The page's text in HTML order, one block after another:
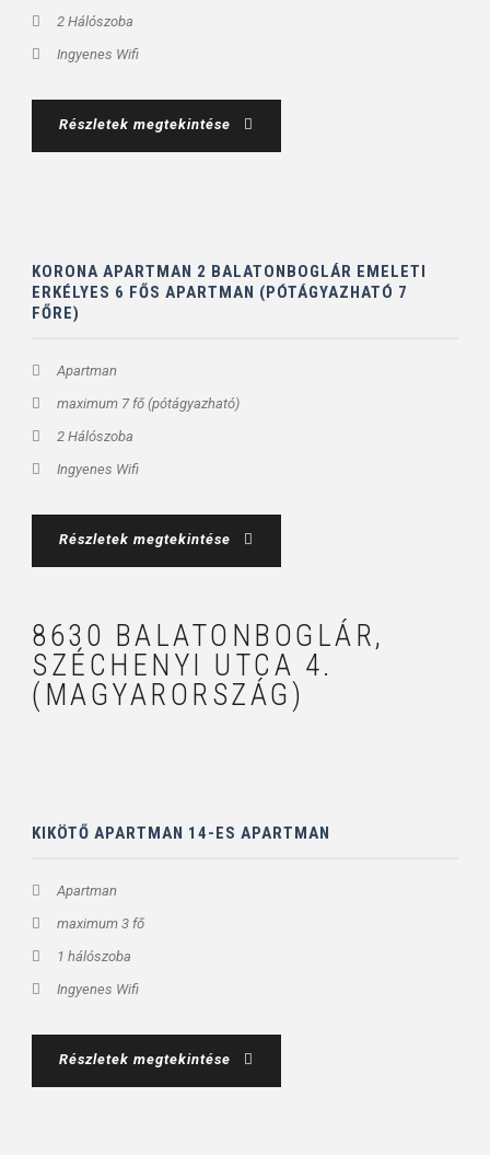
2 Hálószoba
Ingyenes Wifi
Részletek megtekintése
KORONA APARTMAN 2 BALATONBOGLÁR EMELETI
ERKÉLYES 6 FŐS APARTMAN (PÓTÁGYAZHATÓ 7
FŐRE)
Apartman
maximum 7 fő (pótágyazható)
2 Hálószoba
Ingyenes Wifi
Részletek megtekintése
8630 BALATONBOGLÁR,
SZÉCHENYI UTCA 4.
(MAGYARORSZÁG)
KIKÖTŐ APARTMAN 14-ES APARTMAN
Apartman
maximum 3 fő
1 hálószoba
Ingyenes Wifi
Részletek megtekintése